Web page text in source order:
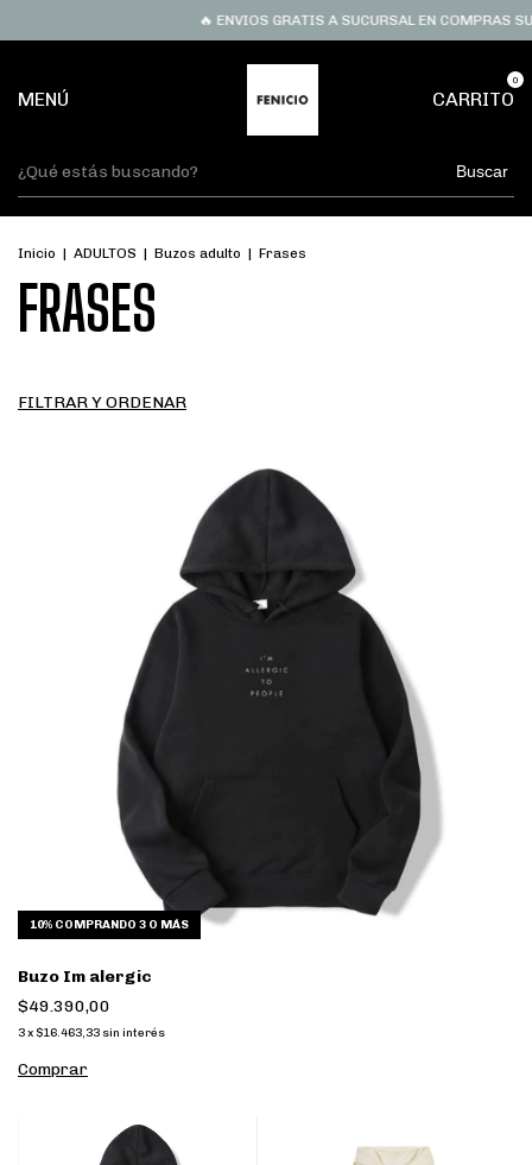
🔥 ENVIOS GRATIS A SUCURSAL EN COMPRAS
MENÚ CARRITO
0
Buscar
Inicio | ADULTOS | Buzos adulto | Frases
FRASES
FILTRAR Y ORDENAR
10% COMPRANDO 3 O MÁS
Buzo Im alergic
$49.390,00
3x $16.463,33 sin interés
Comprar